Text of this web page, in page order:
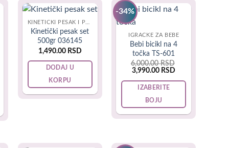
da je pronalaženje savršene igračke, koja podučava
kako napune 12 godina. Ali sa 10 su još uvek
učiniti pronalaženje poklona pravim izazovom, jer
ili cool. Povezivanje sadašnjosti sa njihovim
KINETIČKI PESAK I PLASTELIN
Kinetički pesak set
500gr 036145
1,490.00 RSD
DODAJ U
KORPU
-34%
IGRACKE ZA BEBE
Bebi bicikl na 4
točka TS-601
6,000.00RSD
Original
was:
6,000.00 RSD.
3,990.00 RSD
IZABERITE
BOJU
This